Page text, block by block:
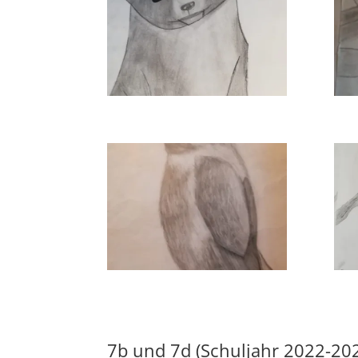
7b und 7d (Schuljahr 2022-